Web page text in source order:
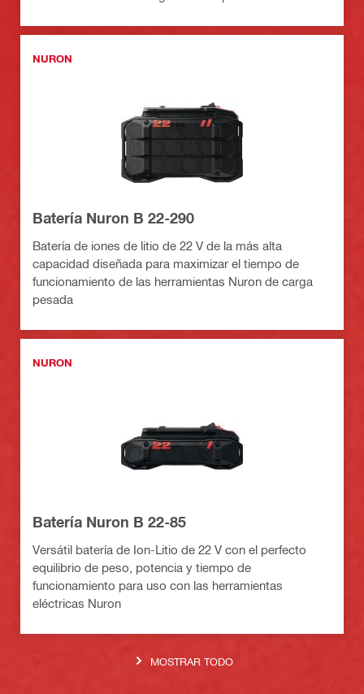
NURON
Batería Nuron B 22-290
Batería de iones de litio de 22 V de la más alta
capacidad diseñada para maximizar el tiempo de
funcionamiento de las herramientas Nuron de carga
pesada
NURON
Batería Nuron B 22-85
Versátil batería de Ion-Litio de 22 V con el perfecto
equilibrio de peso, potencia y tiempo de
funcionamiento para uso con las herramientas
eléctricas Nuron
MOSTRAR TODO